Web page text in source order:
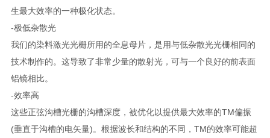
生最大效率的一种极化状态。
-极低杂散光
我们的染料激光光栅所用的全息母片，是用与低杂散光光栅相同的
技术制作的。这导致了非常少量的散射光，可与一个良好的前表面
铝镜相比。
-效率高
这些正弦沟槽光栅的沟槽深度，被优化以提供最大效率的TM偏振
(垂直于沟槽的电矢量)。根据波长和结构的不同，TM的效率可能超